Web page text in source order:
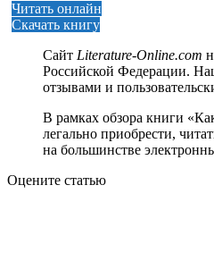
Читать онлайн
Скачать книгу
Сайт Literature-Online.com
Российской Федерации.
отзывами и
В рамках обзора книги
легально приобрести,
на большинстве
Оцените статью